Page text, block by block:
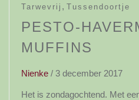
Tarwevrij , Tussendoortje
PESTO-
MUFFINS
Nienke / 3 december 2017
Het is zondagochtend. Met